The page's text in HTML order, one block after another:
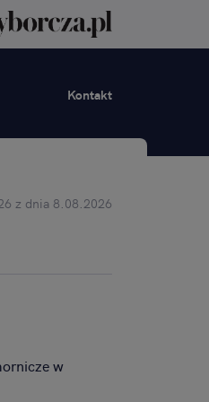
Kontakt
z dnia 8.08.2026
w